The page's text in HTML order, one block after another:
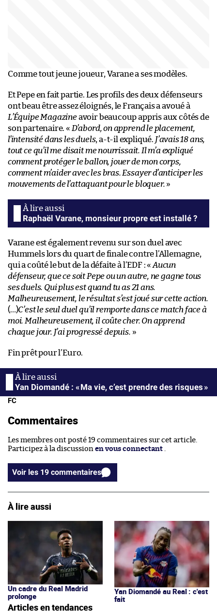
Comme tout jeune joueur, Varane a ses modèles.
Et Pepe en fait partie. Les profils des deux défenseurs
ont beau être assez éloignés, le Français a avoué à
L’Équipe Magazineavoir beaucoup appris aux côtés de
son partenaire. « D’abord, on apprend le placement,
l’intensité dans les duels, a-t-il expliqué. J’avais 18 ans,
tout ce qu’il me disait me nourrissait. Il m’a expliqué
comment protéger le ballon, jouer de mon corps,
comment m’aider avec les bras. Essayer d’anticiper les
mouvements de l’attaquant pour le bloquer. »
Raphaël Varane, monsieur propre est installé ?
Varane est également revenu sur son duel avec
Hummels lors du quart de finale contre l’Allemagne,
qui a coûté le but de la défaite à l’EDF : «Aucun
défenseur, que ce soit Pepe ou un autre, ne gagne tous
ses duels. Qui plus est quand tu as 21 ans.
Malheureusement, le résultat s’est joué sur cette action.
(…)C’est le seul duel qu’il remporte dans ce match face à
moi. Malheureusement, il coûte cher. On apprend
chaque jour. J’ai progressé depuis. »
Fin prêt pour l’Euro.
Yan Diomandé : « Ma vie, c’est prendre des risques »
FC
Commentaires
Les membres ont posté 19 commentaires sur cet article.
Participez à la discussion en vous connectant .
Voir les 19 commentaires
À lire aussi
Un cadre du Real Madrid
prolonge
Yan Diomandé au Real : c'est
fait
Articles en tendances